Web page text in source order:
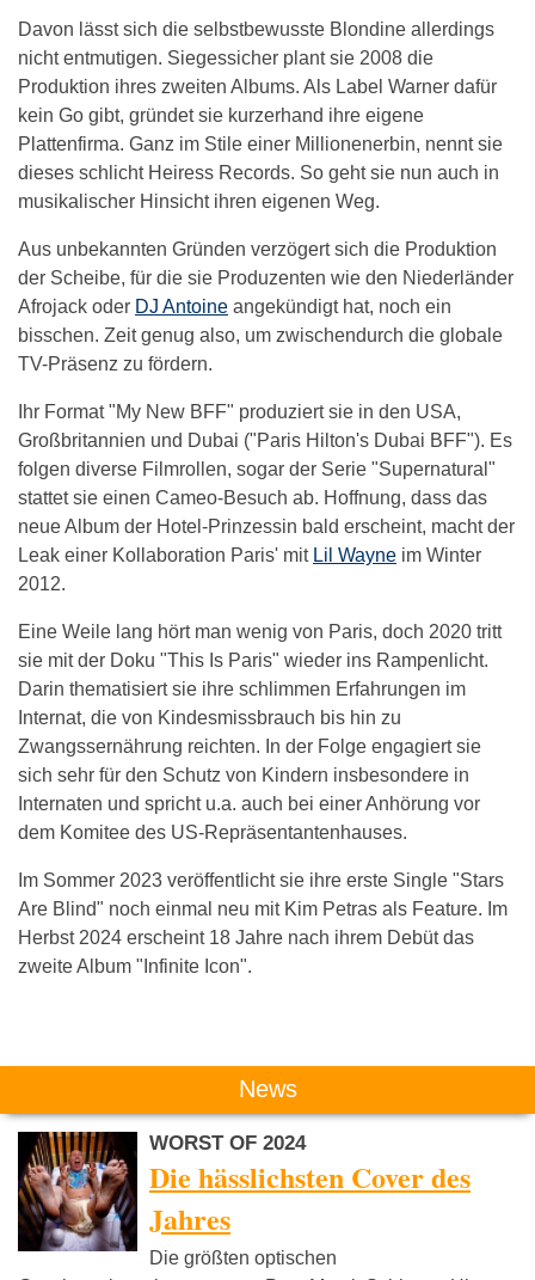
Davon lässt sich die selbstbewusste Blondine allerdings
nicht entmutigen. Siegessicher plant sie 2008 die
Produktion ihres zweiten Albums. Als Label Warner dafür
kein Go gibt, gründet sie kurzerhand ihre eigene
Plattenfirma. Ganz im Stile einer Millionenerbin, nennt sie
dieses schlicht Heiress Records. So geht sie nun auch in
musikalischer Hinsicht ihren eigenen Weg.
Aus unbekannten Gründen verzögert sich die Produktion
der Scheibe, für die sie Produzenten wie den Niederländer
Afrojack oder DJ Antoine angekündigt hat, noch ein
bisschen. Zeit genug also, um zwischendurch die globale
TV-Präsenz zu fördern.
Ihr Format "My New BFF" produziert sie in den USA,
Großbritannien und Dubai ("Paris Hilton's Dubai BFF"). Es
folgen diverse Filmrollen, sogar der Serie "Supernatural"
stattet sie einen Cameo-Besuch ab. Hoffnung, dass das
neue Album der Hotel-Prinzessin bald erscheint, macht der
Leak einer Kollaboration Paris' mit Lil Wayne im Winter
2012.
Eine Weile lang hört man wenig von Paris, doch 2020 tritt
sie mit der Doku "This Is Paris" wieder ins Rampenlicht.
Darin thematisiert sie ihre schlimmen Erfahrungen im
Internat, die von Kindesmissbrauch bis hin zu
Zwangssernährung reichten. In der Folge engagiert sie
sich sehr für den Schutz von Kindern insbesondere in
Internaten und spricht u.a. auch bei einer Anhörung vor
dem Komitee des US-Repräsentantenhauses.
Im Sommer 2023 veröffentlicht sie ihre erste Single "Stars
Are Blind" noch einmal neu mit Kim Petras als Feature. Im
Herbst 2024 erscheint 18 Jahre nach ihrem Debüt das
zweite Album "Infinite Icon".
Das könnte Dich auch interessieren:
News
WORST OF 2024
Die hässlichsten Cover des
Jahres
Die größten optischen